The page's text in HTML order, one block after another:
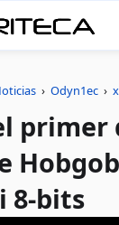
›Odyn1ec ›
primer
8-bits